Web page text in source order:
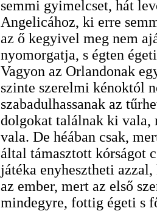
semmi gyimelcset, hát
Angelicához, ki erre
az ő kegyivel meg nem
nyomorgatja, s égten
Vagyon az Orlandonak
szinte szerelmi kénoktól
szabadulhassanak az
dolgokat találnak ki vala,
vala. De héában csak,
által támasztott kórságot
játéka enyhesztheti
az ember, mert az első
mindegyre, fottig égeti s